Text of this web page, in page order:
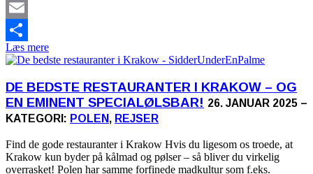
Mastodon
Email
Share
Læs mere
DE BEDSTE RESTAURANTER I KRAKOW – OG
EN EMINENT SPECIALØLSBAR! 26. JANUAR 2025 –
KATEGORI: POLEN, REJSER
Find de gode restauranter i Krakow Hvis du ligesom os troede, at
Krakow kun byder på kålmad og pølser – så bliver du virkelig
overrasket! Polen har samme forfinede madkultur som f.eks.